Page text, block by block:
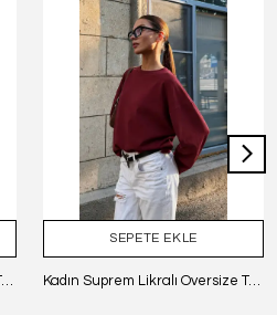
Kadın Suprem Likralı Oversize T-Shirt - SİYAH
SEPETE EKLE
Kadın Suprem Likralı Oversize T-Shirt - BORDO